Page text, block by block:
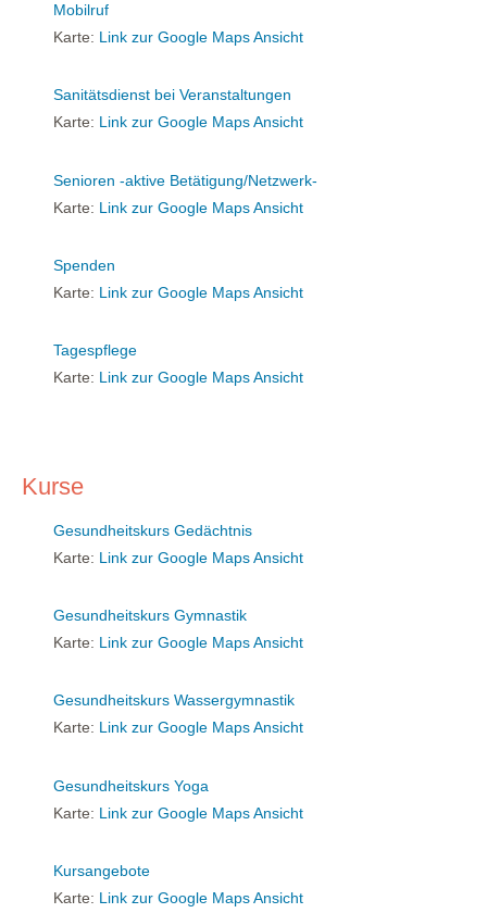
Mobilruf
Karte: Link zur Google Maps Ansicht
Sanitätsdienst bei Veranstaltungen
Karte: Link zur Google Maps Ansicht
Senioren -aktive Betätigung/Netzwerk-
Karte: Link zur Google Maps Ansicht
Spenden
Karte: Link zur Google Maps Ansicht
Tagespflege
Karte: Link zur Google Maps Ansicht
Kurse
Gesundheitskurs Gedächtnis
Karte: Link zur Google Maps Ansicht
Gesundheitskurs Gymnastik
Karte: Link zur Google Maps Ansicht
Gesundheitskurs Wassergymnastik
Karte: Link zur Google Maps Ansicht
Gesundheitskurs Yoga
Karte: Link zur Google Maps Ansicht
Kursangebote
Karte: Link zur Google Maps Ansicht